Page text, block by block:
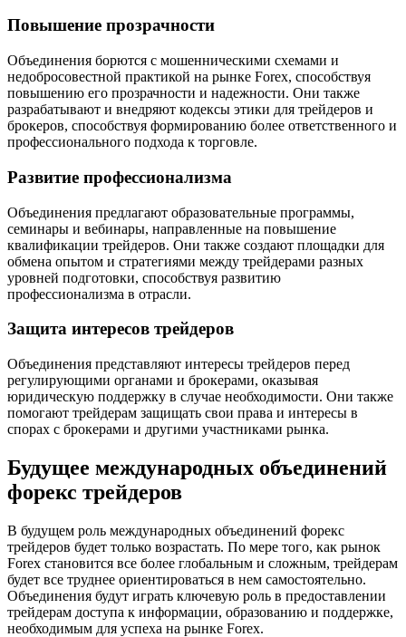
Повышение прозрачности
Объединения борются с мошенническими схемами и
недобросовестной практикой на рынке Forex, способствуя
повышению его прозрачности и надежности. Они также
разрабатывают и внедряют кодексы этики для трейдеров и
брокеров, способствуя формированию более ответственного и
профессионального подхода к торговле.
Развитие профессионализма
Объединения предлагают образовательные программы,
семинары и вебинары, направленные на повышение
квалификации трейдеров. Они также создают площадки для
обмена опытом и стратегиями между трейдерами разных
уровней подготовки, способствуя развитию
профессионализма в отрасли.
Защита интересов трейдеров
Объединения представляют интересы трейдеров перед
регулирующими органами и брокерами, оказывая
юридическую поддержку в случае необходимости. Они также
помогают трейдерам защищать свои права и интересы в
спорах с брокерами и другими участниками рынка.
Будущее международных объединений
форекс трейдеров
В будущем роль международных объединений форекс
трейдеров будет только возрастать. По мере того, как рынок
Forex становится все более глобальным и сложным, трейдерам
будет все труднее ориентироваться в нем самостоятельно.
Объединения будут играть ключевую роль в предоставлении
трейдерам доступа к информации, образованию и поддержке,
необходимым для успеха на рынке Forex.